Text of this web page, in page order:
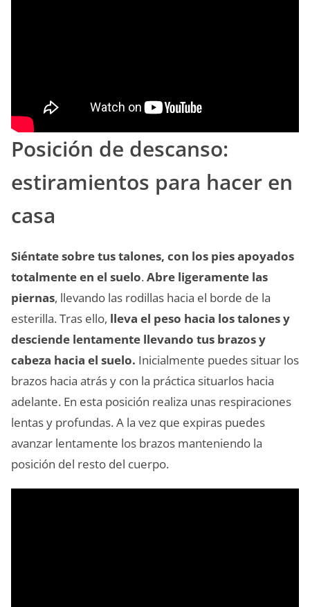
Posición de descanso:
estiramientos para hacer en
casa
Siéntate sobre tus talones, con los pies apoyados
totalmente en el suelo.Abre ligeramente las
piernas, llevando las rodillas hacia el borde de la
esterilla. Tras ello, lleva el peso hacia los talones y
desciende lentamente llevando tus brazos y
cabeza hacia el suelo. Inicialmente puedes situar los
brazos hacia atrás y con la práctica situarlos hacia
adelante. En esta posición realiza unas respiraciones
lentas y profundas. A la vez que expiras puedes
avanzar lentamente los brazos manteniendo la
posición del resto del cuerpo.